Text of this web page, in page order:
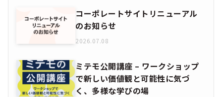
コーポレートサイトリニューアル
のお知らせ
2026.07.08
ミテモ公開講座 – ワークショップ
で新しい価値観と可能性に気づ
く、多様な学びの場